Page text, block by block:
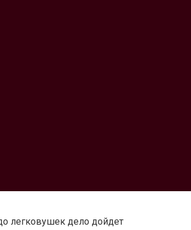
легковушек дело дойдет